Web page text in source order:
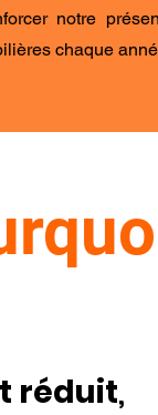
notre
chaque
réduit,